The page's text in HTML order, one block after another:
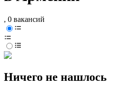
, 0 вакансий
Ничего не нашлось